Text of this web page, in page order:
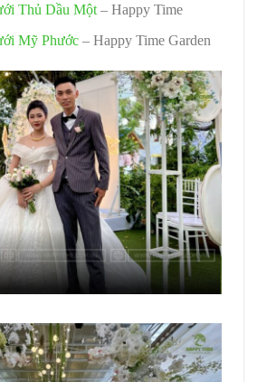
Thủ Dầu Một– Happy Time
Mỹ Phước– Happy Time Garden